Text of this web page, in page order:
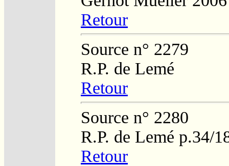
Retour
Source n° 2279
R.P. de Lemé
Retour
Source n° 2280
R.P. de Lemé p.34/
Retour